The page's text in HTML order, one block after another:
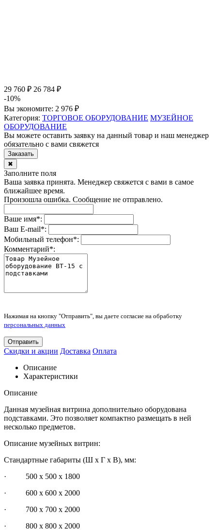
29 760 ₽ 26 784 ₽
-10%
Вы экономите: 2 976 ₽
Категория: ТОРГОВОЕ ОБОРУДОВАНИЕ МУЗЕЙНОЕ
ОБОРУДОВАНИЕ
Вы можете оставить заявку на данный товар и наш менеджер
обязательно с вами свяжется
Заказать
✖
Заполните поля
Ваша заявка принята. Менеджер свяжется с вами в самое
ближайшее время.
Произошла ошибка. Сообщение не отправлено.
Ваше имя*:
Ваш E-mail*:
Мобильный телефон*:
Комментарий*:
Нажимая на кнопку "Отправить", вы даете согласие на обработку
персональных данных
Отправить
Скидки и акции Доставка Оплата
Описание
Характеристики
Описание
Данная музейная витрина дополнительно оборудована
подставками. Это позволяет компактно размещать в ней
несколько предметов.
Описание музейных витрин:
Стандартные габариты (Ш х Г х В), мм:
· 500 х 500 х 1800
· 600 х 600 х 2000
· 700 х 700 х 2000
· 800 х 800 х 2000